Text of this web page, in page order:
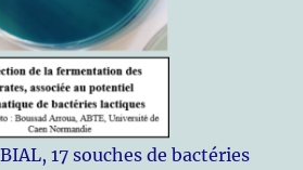
17 souches de bactéries